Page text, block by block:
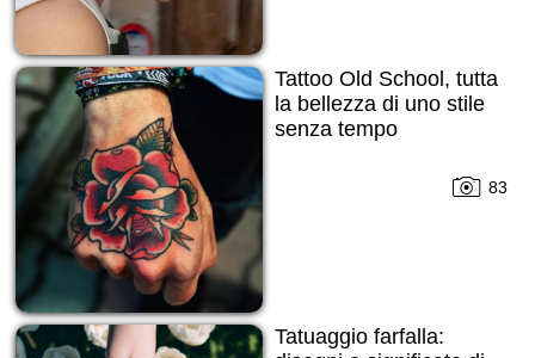
Tattoo Old School, tutta
la bellezza di uno stile
senza tempo
83
Tatuaggio farfalla: